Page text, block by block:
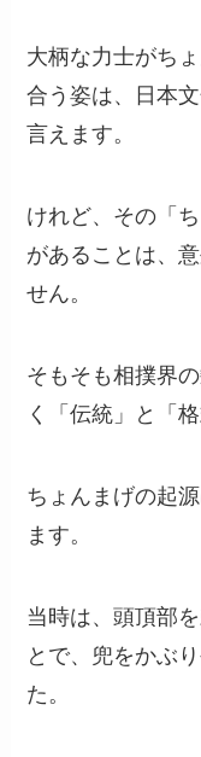
大柄な力士がち
合う姿は、日本
言えます。
けれど、その「
があることは、
せん。
そもそも相撲界
く「伝統」と「
ちょんまげの起
ます。
当時は、頭頂部
とで、兜をかぶ
た。